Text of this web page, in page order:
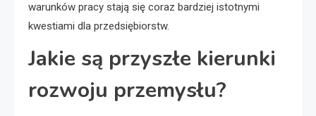
warunków pracy stają się coraz bardziej istotnymi
kwestiami dla przedsiębiorstw.
Jakie są przyszłe kierunki
rozwoju przemysłu?